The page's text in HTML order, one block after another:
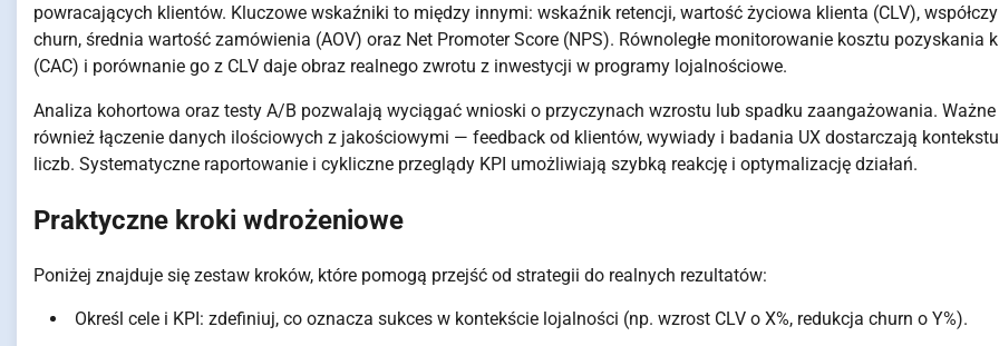
powracających klientów. Kluczowe wskaźniki to między innymi: wskaźnik retencji, wartość życiowa klienta (CLV),
churn, średnia wartość zamówienia (AOV) oraz Net Promoter Score (NPS). Równoległe monitorowanie kosztu pozyskania
(CAC) i porównanie go z CLV daje obraz realnego zwrotu z inwestycji w programy lojalnościowe.
Analiza kohortowa oraz testy A/B pozwalają wyciągać wnioski o przyczynach wzrostu lub spadku zaangażowania.
również łączenie danych ilościowych z jakościowymi — feedback od klientów, wywiady i badania UX dostarczają
liczb. Systematyczne raportowanie i cykliczne przeglądy KPI umożliwiają szybką reakcję i optymalizację działań.
Praktyczne kroki wdrożeniowe
Poniżej znajduje się zestaw kroków, które pomogą przejść od strategii do realnych rezultatów:
Określ cele i KPI: zdefiniuj, co oznacza sukces w kontekście lojalności (np. wzrost CLV o X%, redukcja churn o Y%).